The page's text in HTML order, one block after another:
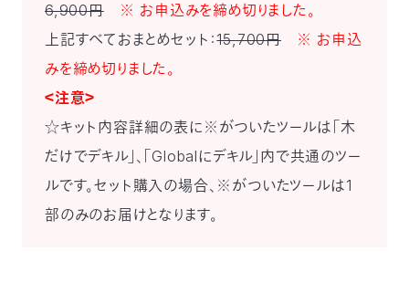
6,900円
※ お申込みを締め切りました。
上記すべておまとめセット：15,700円
※ お申込
みを締め切りました。
＜注意＞
☆キット内容詳細の表に※がついたツールは「木
だけでデキル」、「Globalにデキル」内で共通のツー
ルです。セット購入の場合、※がついたツールは1
部のみのお届けとなります。